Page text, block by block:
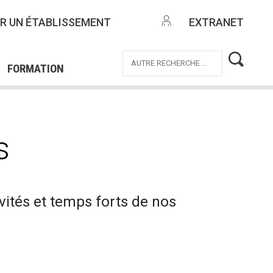
UN ÉTABLISSEMENT EXTRANET
DE MISSIONS
FORMATION
et temps forts de nos